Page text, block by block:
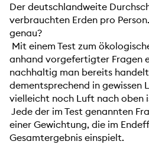
Der deutschlandweite
verbrauchten Erden pro
genau?
Mit einem Test zum
anhand vorgefertigter Fragen
nachhaltig man bereits
dementsprechend in gewissen
vielleicht noch Luft nach oben
Jede der im Test genannten
einer Gewichtung, die im
Gesamtergebnis einspielt.